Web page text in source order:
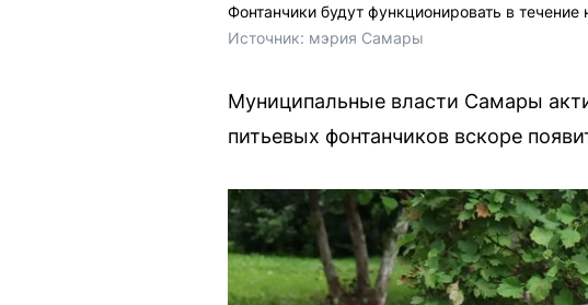
Фонтанчики будут функционировать в течение
Источник: мэрия Самары
Муниципальные власти Самары
питьевых фонтанчиков вскоре